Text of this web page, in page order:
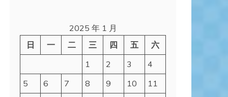
2025 年 1 月
日
一 二 三 四 五
六
1
2 3
4
5
6 7 8 9 10
11